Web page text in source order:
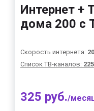
Интернет +
дома 200 с
Скорость интернета:
Список ТВ-каналов: 225
325 руб./